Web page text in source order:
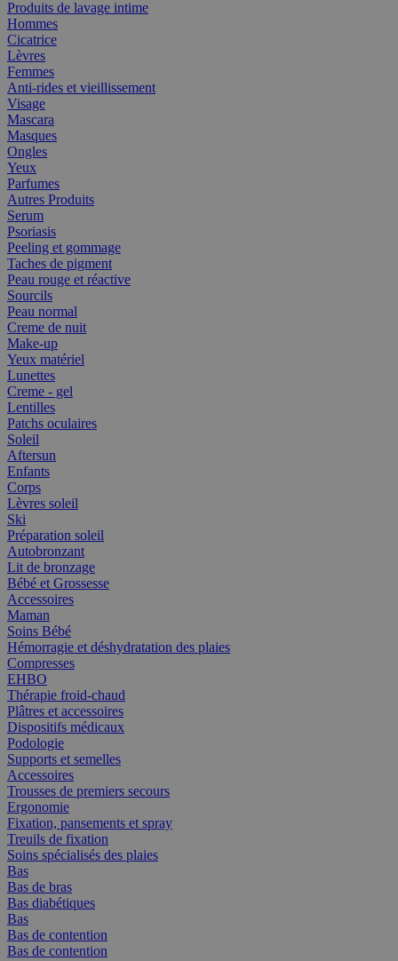
Produits de lavage intime
Hommes
Cicatrice
Lèvres
Femmes
Anti-rides et vieillissement
Visage
Mascara
Masques
Ongles
Yeux
Parfumes
Autres Produits
Serum
Psoriasis
Peeling et gommage
Taches de pigment
Peau rouge et réactive
Sourcils
Peau normal
Creme de nuit
Make-up
Yeux matériel
Lunettes
Creme - gel
Lentilles
Patchs oculaires
Soleil
Aftersun
Enfants
Corps
Lèvres soleil
Ski
Préparation soleil
Autobronzant
Lit de bronzage
Bébé et Grossesse
Accessoires
Maman
Soins Bébé
Hémorragie et déshydratation des plaies
Compresses
EHBO
Thérapie froid-chaud
Plâtres et accessoires
Dispositifs médicaux
Podologie
Supports et semelles
Accessoires
Trousses de premiers secours
Ergonomie
Fixation, pansements et spray
Treuils de fixation
Soins spécialisés des plaies
Bas
Bas de bras
Bas diabétiques
Bas
Bas de contention
Bas de contention